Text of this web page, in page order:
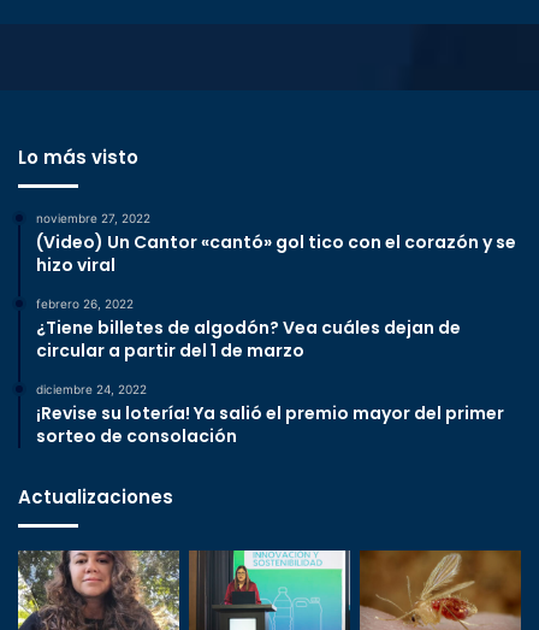
Lo más visto
noviembre 27, 2022
(Video) Un Cantor «cantó» gol tico con el corazón y se
hizo viral
febrero 26, 2022
¿Tiene billetes de algodón? Vea cuáles dejan de
circular a partir del 1 de marzo
diciembre 24, 2022
¡Revise su lotería! Ya salió el premio mayor del primer
sorteo de consolación
Actualizaciones